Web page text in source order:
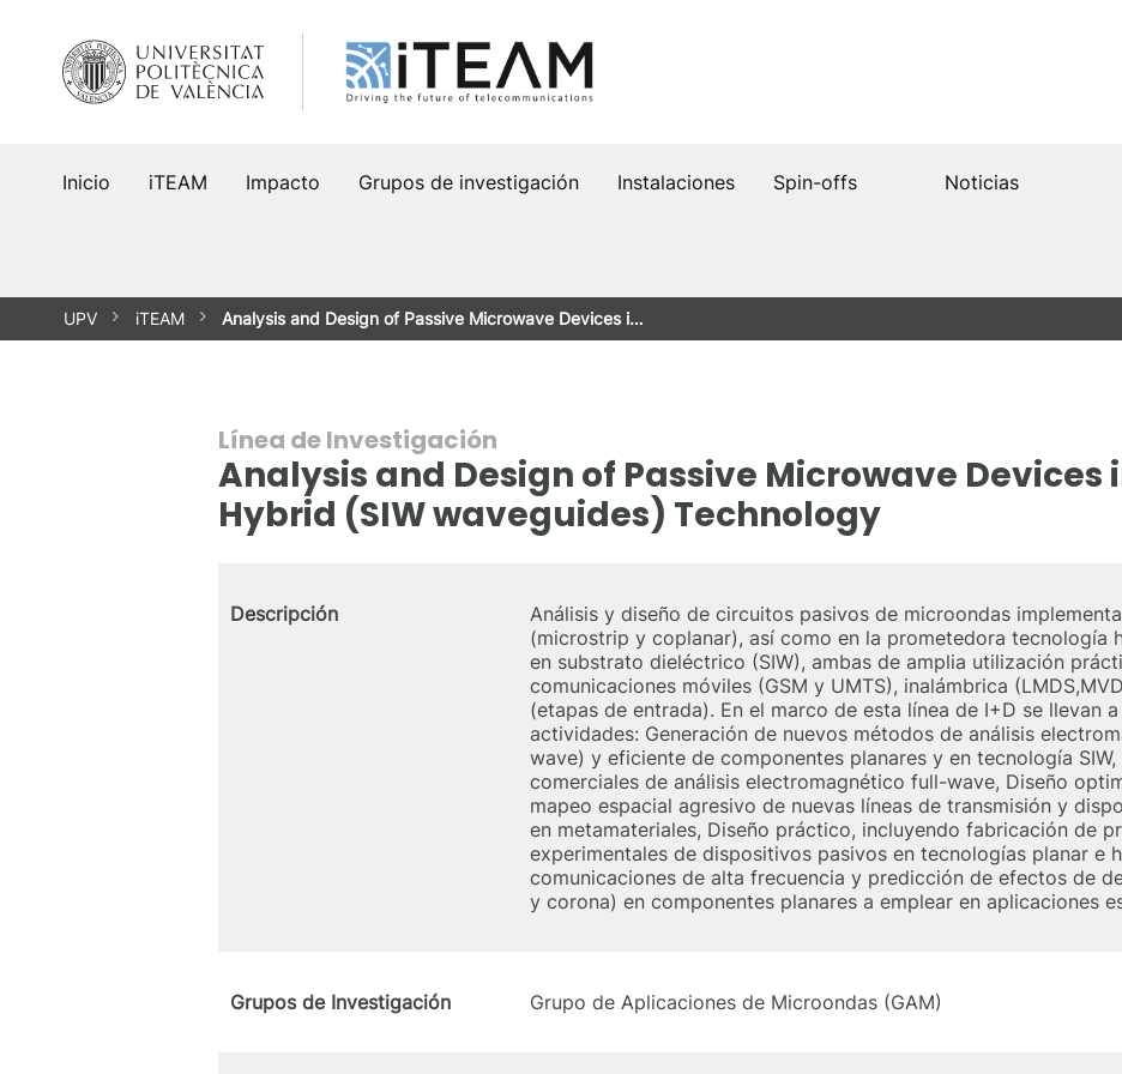
contenido
Inicio iTEAM Impacto Grupos de investigación Instalaciones Spin-offs Noticias
UPV iTEAM Analysis and Design of Passive Microwave Devices i…
Línea de Investigación
Analysis and Design of Passive Microwave Devices
Hybrid (SIW waveguides) Technology
Descripción
Análisis y diseño de circuitos pasivos de microondas
(microstrip y coplanar), así como en la prometedora tecnología
en substrato dieléctrico (SIW), ambas de amplia utilización
comunicaciones móviles (GSM y UMTS), inalámbrica
(etapas de entrada). En el marco de esta línea de I+D se llevan
actividades: Generación de nuevos métodos de análisis
wave) y eficiente de componentes planares y en tecnología
comerciales de análisis electromagnético full-wave, Diseño
mapeo espacial agresivo de nuevas líneas de transmisión y
en metamateriales, Diseño práctico, incluyendo fabricación de
experimentales de dispositivos pasivos en tecnologías planar e
comunicaciones de alta frecuencia y predicción de efectos de
y corona) en componentes planares a emplear en aplicaciones
Grupos de Investigación Grupo de Aplicaciones de Microondas (GAM)